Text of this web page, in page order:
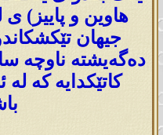
هاوین و پاییز)
جیهان
دەگەیشتە ناوچە
کاتێکدایە کە